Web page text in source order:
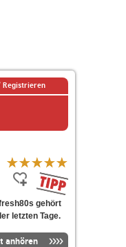
Registrieren
gehört
letzten Tage.
anhören